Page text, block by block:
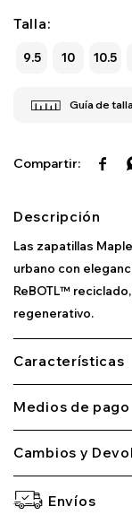
Talla:
9.5 10 10.5

Descripción
Las zapatillas
urbano con
ReBOTL™
regenerativo.
Características
Medios de pago
Cambios y
Envíos